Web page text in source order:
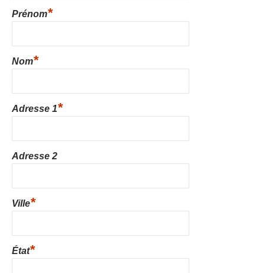
Prénom*
Nom*
Adresse 1*
Adresse 2
Ville*
État*